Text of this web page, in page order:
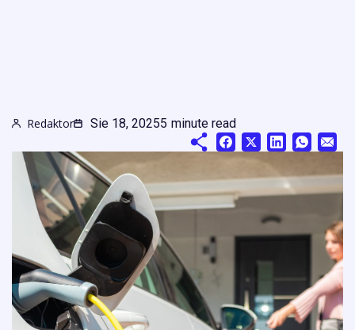
Redaktor Sie 18, 20255 minute read